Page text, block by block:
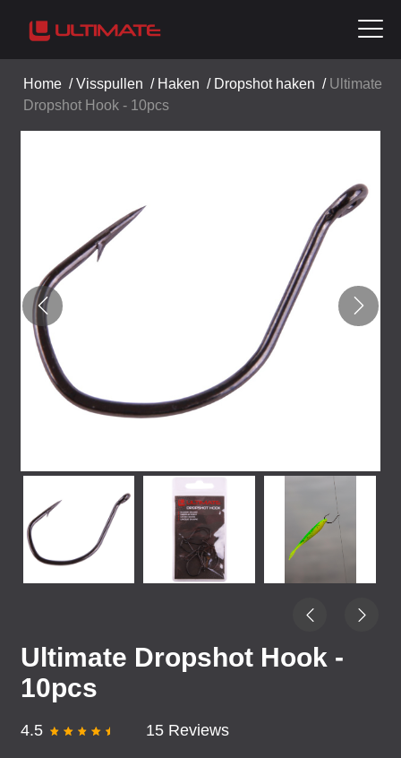
Home /Visspullen / Haken / Dropshot haken / Ultimate
Dropshot Hook - 10pcs
Ultimate Dropshot Hook -
10pcs
4.5 15 Reviews